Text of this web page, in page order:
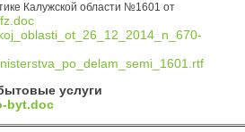
Калужской области №1601 от
услуги
byt.doc